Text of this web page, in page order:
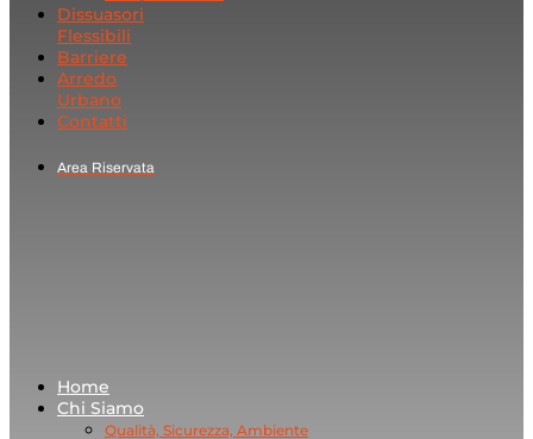
Dissuasori
Flessibili
Barriere
Arredo
Urbano
Contatti
Area Riservata
Home
Chi Siamo
Qualità, Sicurezza, Ambiente